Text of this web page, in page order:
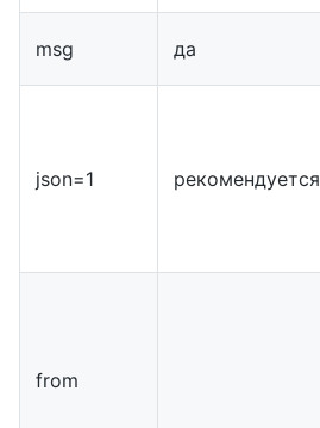
msg да
json=1 рекомендуется
from